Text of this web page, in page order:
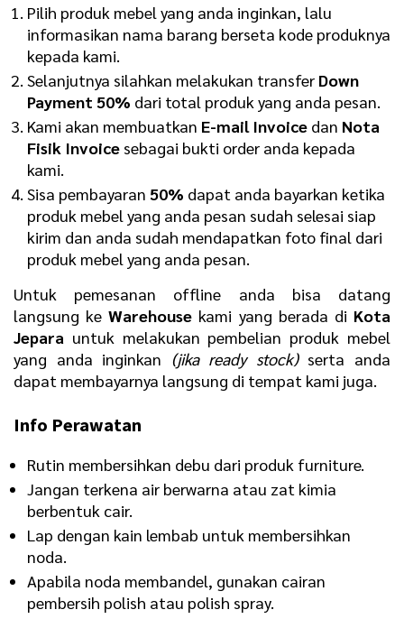
Pilih produk mebel yang anda inginkan, lalu
informasikan nama barang berseta kode produknya
kepada kami.
Selanjutnya silahkan melakukan transfer Down
Payment 50% dari total produk yang anda pesan.
Kami akan membuatkan E-mail Invoice dan Nota
Fisik Invoice sebagai bukti order anda kepada
kami.
Sisa pembayaran 50% dapat anda bayarkan ketika
produk mebel yang anda pesan sudah selesai siap
kirim dan anda sudah mendapatkan foto final dari
produk mebel yang anda pesan.
Untuk pemesanan offline anda bisa datang
langsung keWarehouse kami yang berada di Kota
Jepara untuk melakukan pembelian produk mebel
yang anda inginkan (jika ready stock)serta anda
dapat membayarnya langsung di tempat kami juga.
Info Perawatan
Rutin membersihkan debu dari produk furniture.
Jangan terkena air berwarna atau zat kimia
berbentuk cair.
Lap dengan kain lembab untuk membersihkan
noda.
Apabila noda membandel, gunakan cairan
pembersih polish atau polish spray.